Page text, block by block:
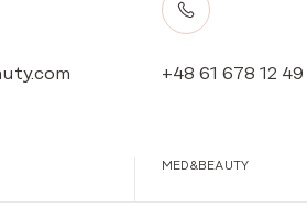
+48 61 678 12 49
MED&BEAUTY